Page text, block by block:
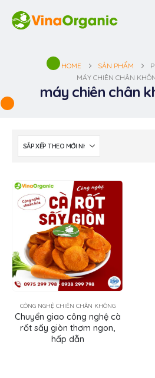
HOME SẢN PHẨM
MÁY CHIÊN CHÂN
máy chiên chân
CÔNG NGHỆ CHIÊN CHÂN KHÔNG
Chuyển giao công nghệ cà
rốt sấy giòn thơm ngon,
hấp dẫn